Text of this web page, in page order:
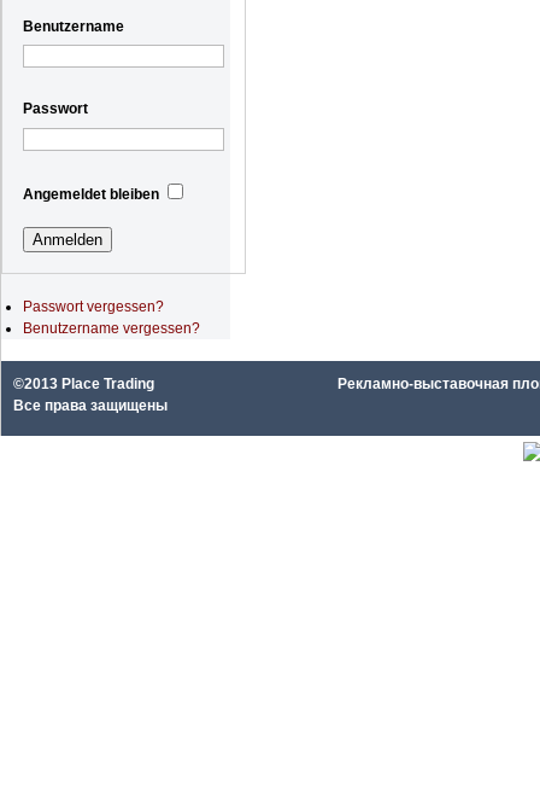
Benutzername
Passwort
Angemeldet bleiben
Passwort vergessen?
Benutzername vergessen?
©2013 Place Trading
Все права защищены
Рекламно-выставочная